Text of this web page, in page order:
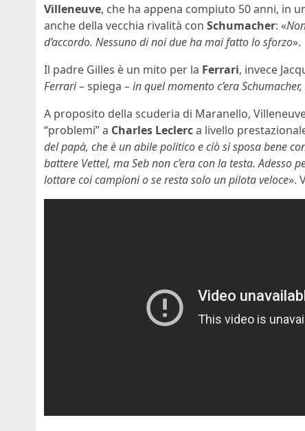
Villeneuve, che ha appena compiuto 50 anni, in
anche della vecchia rivalità con Schumacher: «
d’accordo. Nessuno di noi due ha mai fatto lo sforzo».
Il padre Gilles è un mito per la Ferrari, invece
Ferrari – spiega – in quel momento c’era
A proposito della scuderia di Maranello,
“problemi” a Charles Leclerca livello
del papà, che è un abile politico e ciò si sposa bene
battere Vettel, ma Seb non c’era con la testa.
lottare coi campioni o se resta solo un pilota veloce».